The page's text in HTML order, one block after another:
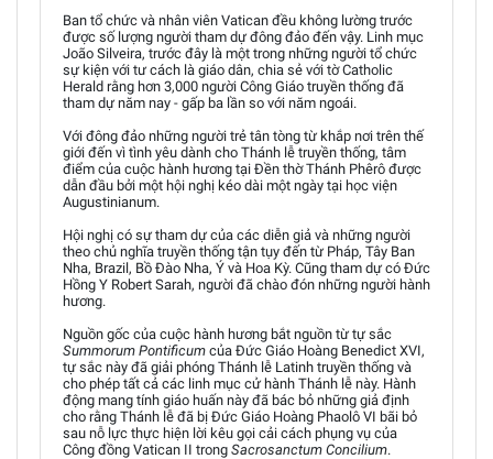
Ban tổ chức và nhân viên Vatican đều không lường trước
được số lượng người tham dự đông đảo đến vậy. Linh mục
João Silveira, trước đây là một trong những người tổ chức
sự kiện với tư cách là giáo dân, chia sẻ với tờ Catholic
Herald rằng hơn 3,000 người Công Giáo truyền thống đã
tham dự năm nay - gấp ba lần so với năm ngoái.
Với đông đảo những người trẻ tân tòng từ khắp nơi trên thế
giới đến vì tình yêu dành cho Thánh lễ truyền thống, tâm
điểm của cuộc hành hương tại Đền thờ Thánh Phêrô được
dẫn đầu bởi một hội nghị kéo dài một ngày tại học viện
Augustinianum.
Hội nghị có sự tham dự của các diễn giả và những người
theo chủ nghĩa truyền thống tận tụy đến từ Pháp, Tây Ban
Nha, Brazil, Bồ Đào Nha, Ý và Hoa Kỳ. Cũng tham dự có Đức
Hồng Y Robert Sarah, người đã chào đón những người hành
hương.
Nguồn gốc của cuộc hành hương bắt nguồn từ tự sắc
Summorum Pontificum của Đức Giáo Hoàng Benedict XVI,
tự sắc này đã giải phóng Thánh lễ Latinh truyền thống và
cho phép tất cả các linh mục cử hành Thánh lễ này. Hành
động mang tính giáo huấn này đã bác bỏ những giả định
cho rằng Thánh lễ đã bị Đức Giáo Hoàng Phaolô VI bãi bỏ
sau nỗ lực thực hiện lời kêu gọi cải cách phụng vụ của
Công đồng Vatican II trong Sacrosanctum Concilium.